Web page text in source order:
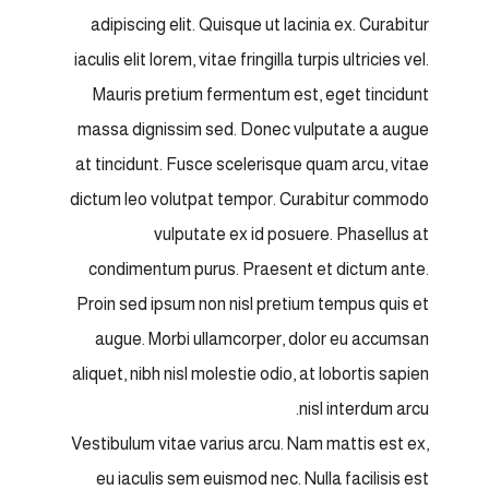
adipiscing elit. Quisque ut lacinia ex. Curabitur
iaculis elit lorem, vitae fringilla turpis ultricies vel.
Mauris pretium fermentum est, eget tincidunt
massa dignissim sed. Donec vulputate a augue
at tincidunt. Fusce scelerisque quam arcu, vitae
dictum leo volutpat tempor. Curabitur commodo
vulputate ex id posuere. Phasellus at
condimentum purus. Praesent et dictum ante.
Proin sed ipsum non nisl pretium tempus quis et
augue. Morbi ullamcorper, dolor eu accumsan
aliquet, nibh nisl molestie odio, at lobortis sapien
nisl interdum arcu.
Vestibulum vitae varius arcu. Nam mattis est ex,
eu iaculis sem euismod nec. Nulla facilisis est